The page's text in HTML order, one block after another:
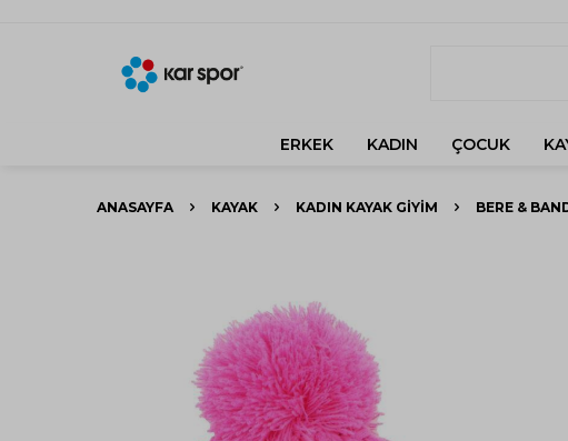
ERKEK KADIN ÇOCUK
ANASAYFA KAYAK KADIN KAYAK GIYIM BERE &